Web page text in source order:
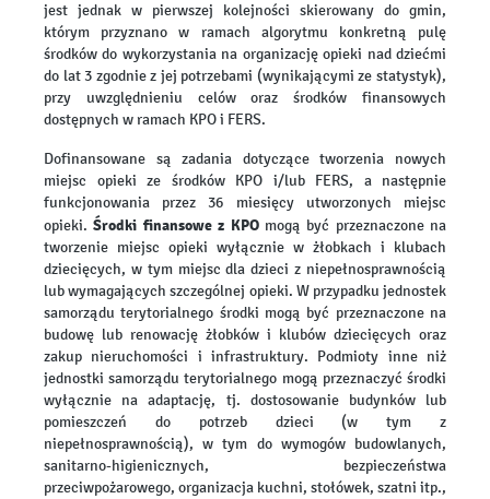
jest jednak w pierwszej kolejności skierowany do gmin,
którym przyznano w ramach algorytmu konkretną pulę
środków do wykorzystania na organizację opieki nad dziećmi
do lat 3 zgodnie z jej potrzebami (wynikającymi ze statystyk),
przy uwzględnieniu celów oraz środków finansowych
dostępnych w ramach KPO i FERS.
Dofinansowane są zadania dotyczące tworzenia nowych
miejsc opieki ze środków KPO i/lub FERS, a następnie
funkcjonowania przez 36 miesięcy utworzonych miejsc
opieki.Środki finansowe z KPOmogą być przeznaczone na
tworzenie miejsc opieki wyłącznie w żłobkach i klubach
dziecięcych, w tym miejsc dla dzieci z niepełnosprawnością
lub wymagających szczególnej opieki. W przypadku jednostek
samorządu terytorialnego środki mogą być przeznaczone na
budowę lub renowację żłobków i klubów dziecięcych oraz
zakup nieruchomości i infrastruktury. Podmioty inne niż
jednostki samorządu terytorialnego mogą przeznaczyć środki
wyłącznie na adaptację, tj. dostosowanie budynków lub
pomieszczeń do potrzeb dzieci (w tym z
niepełnosprawnością), w tym do wymogów budowlanych,
sanitarno-higienicznych, bezpieczeństwa
przeciwpożarowego, organizacja kuchni, stołówek, szatni itp.,